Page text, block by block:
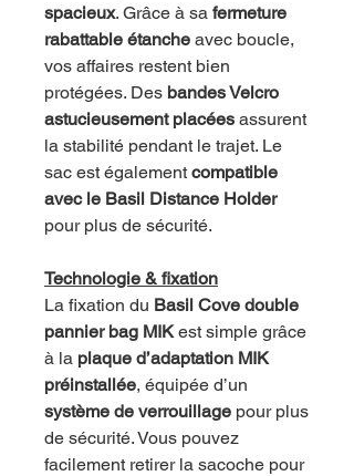
spacieux. Grâce à sa fermeture
rabattable étanche avec boucle,
vos affaires restent bien
protégées. Des bandes Velcro
astucieusement placées assurent
la stabilité pendant le trajet. Le
sac est également compatible
avec le Basil Distance Holder
pour plus de sécurité.
Technologie & fixation
La fixation du Basil Cove double
pannier bag MIKest simple grâce
à la plaque d’adaptation MIK
préinstallée, équipée d’un
système de verrouillage pour plus
de sécurité. Vous pouvez
facilement retirer la sacoche pour